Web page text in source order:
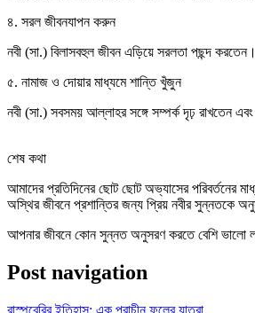
৪. সরল জীবনযাপন করুন
নবী (সা.) বিলাসবহুল জীবন এড়িয়ে সরলতা পছন্দ
৫. নামাজ ও দোয়ার মাধ্যমে শান্তি খুঁজুন
নবী (সা.) সবসময় আল্লাহর সঙ্গে সম্পর্ক দৃঢ় রাখতেন
শেষ কথা
আমাদের প্রতিদিনের ছোট ছোট অভ্যাসের
অস্থির জীবনে প্রশান্তির জন্য প্রিয় নবীর সুন্নতকে
আপনার জীবনে কোন সুন্নত অনুসরণ করতে বেশি ভালো
Post navigation
রাস্পবেরির ইতিহাস: এক প্রাচীন ফলের যাত্রা